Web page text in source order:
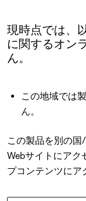
現時点では、
に関するオン
ん。
この地域では
ん。
この製品を別の
Webサイトにアク
プコンテンツにア